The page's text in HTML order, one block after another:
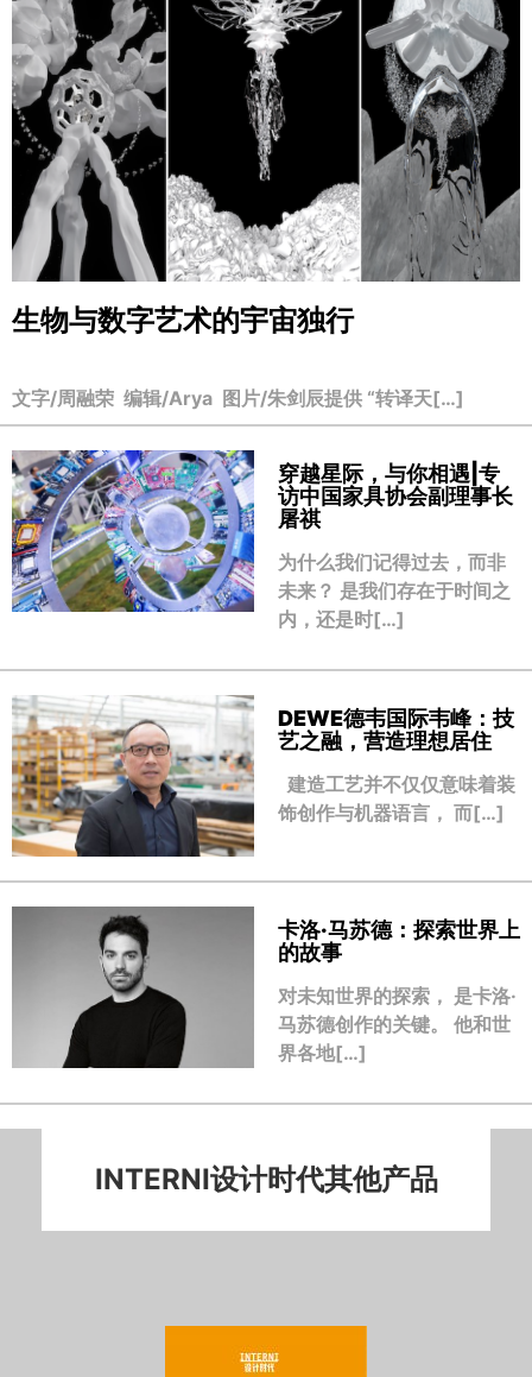
生物与数字艺术的宇宙独行
文字/周融荣 编辑/Arya 图片/朱剑辰提供 “转译天[…]
穿越星际，与你相遇|专
访中国家具协会副理事长
屠祺
为什么我们记得过去，而非
未来？ 是我们存在于时间之
内，还是时[…]
DEWE德韦国际韦峰：技
艺之融，营造理想居住
建造工艺并不仅仅意味着装
饰创作与机器语言， 而[…]
卡洛·马苏德：探索世界上
的故事
对未知世界的探索， 是卡洛·
马苏德创作的关键。 他和世
界各地[…]
INTERNI设计时代其他产品